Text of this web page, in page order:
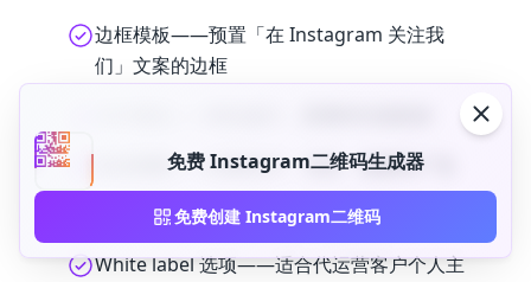
边框模板——预置「在 Instagram 关注我
们」文案的边框
渠道视图——比较名片、包装、橱窗和广告
活动管理——按发布、活动或系列组织
White label 选项——适合代运营客户个人主
免费 Instagram二维码生成器
免费创建 Instagram二维码